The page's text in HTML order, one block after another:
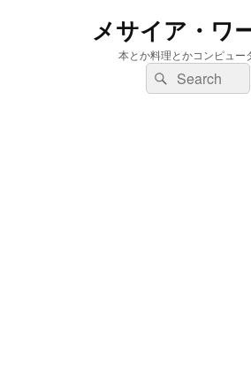
メサイア・ワ
本とか料理とかコンピュー
検
索:
検
索